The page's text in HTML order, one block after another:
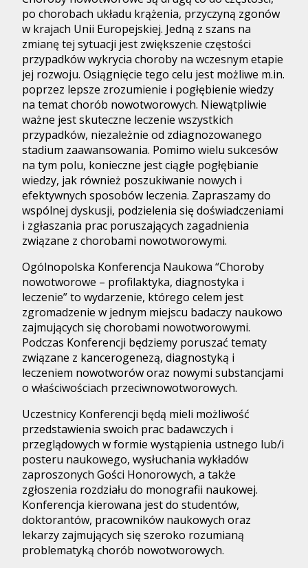
po chorobach układu krążenia, przyczyną zgonów
w krajach Unii Europejskiej. Jedną z szans na
zmianę tej sytuacji jest zwiększenie częstości
przypadków wykrycia choroby na wczesnym etapie
jej rozwoju. Osiągnięcie tego celu jest możliwe m.in.
poprzez lepsze zrozumienie i pogłębienie wiedzy
na temat chorób nowotworowych. Niewątpliwie
ważne jest skuteczne leczenie wszystkich
przypadków, niezależnie od zdiagnozowanego
stadium zaawansowania. Pomimo wielu sukcesów
na tym polu, konieczne jest ciągłe pogłębianie
wiedzy, jak również poszukiwanie nowych i
efektywnych sposobów leczenia. Zapraszamy do
wspólnej dyskusji, podzielenia się doświadczeniami
i zgłaszania prac poruszających zagadnienia
związane z chorobami nowotworowymi.
Ogólnopolska Konferencja Naukowa “Choroby
nowotworowe – profilaktyka, diagnostyka i
leczenie” to wydarzenie, którego celem jest
zgromadzenie w jednym miejscu badaczy naukowo
zajmujących się chorobami nowotworowymi.
Podczas Konferencji będziemy poruszać tematy
związane z kancerogenezą, diagnostyką i
leczeniem nowotworów oraz nowymi substancjami
o właściwościach przeciwnowotworowych.
Uczestnicy Konferencji będą mieli możliwość
przedstawienia swoich prac badawczych i
przeglądowych w formie wystąpienia ustnego lub/i
posteru naukowego, wysłuchania wykładów
zaproszonych Gości Honorowych, a także
zgłoszenia rozdziału do monografii naukowej.
Konferencja kierowana jest do studentów,
doktorantów, pracowników naukowych oraz
lekarzy zajmujących się szeroko rozumianą
problematyką chorób nowotworowych.